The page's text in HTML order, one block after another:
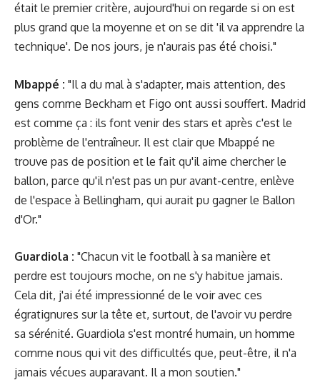
était le premier critère, aujourd'hui on regarde si on est
plus grand que la moyenne et on se dit 'il va apprendre la
technique'. De nos jours, je n'aurais pas été choisi."
Mbappé : "Il a du mal à s'adapter, mais attention, des
gens comme Beckham et Figo ont aussi souffert. Madrid
est comme ça : ils font venir des stars et après c'est le
problème de l'entraîneur. Il est clair que Mbappé ne
trouve pas de position et le fait qu'il aime chercher le
ballon, parce qu'il n'est pas un pur avant-centre, enlève
de l'espace à Bellingham, qui aurait pu gagner le Ballon
d'Or."
Guardiola : "Chacun vit le football à sa manière et
perdre est toujours moche, on ne s'y habitue jamais.
Cela dit, j'ai été impressionné de le voir avec ces
égratignures sur la tête et, surtout, de l'avoir vu perdre
sa sérénité. Guardiola s'est montré humain, un homme
comme nous qui vit des difficultés que, peut-être, il n'a
jamais vécues auparavant. Il a mon soutien."